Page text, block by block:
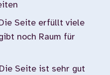
Seite erfüllt viele
noch Raum für
Seite ist sehr gut